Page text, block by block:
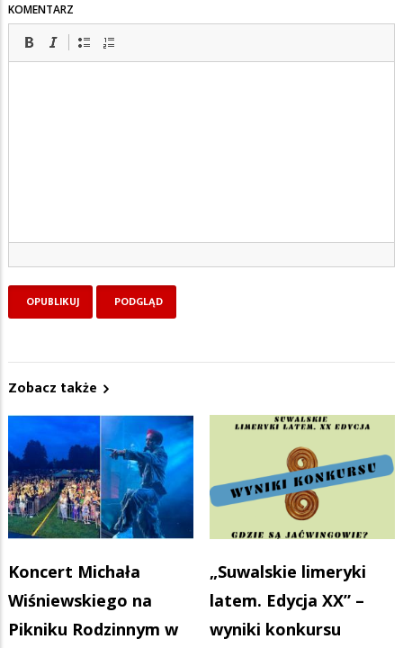
KOMENTARZ
Zobacz także
Koncert Michała
Wiśniewskiego na
Pikniku Rodzinnym w
„Suwalskie limeryki
latem. Edycja XX” –
wyniki konkursu